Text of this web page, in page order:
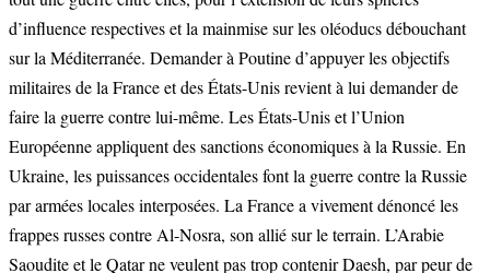
d’influence respectives et la mainmise sur les oléoducs débouchant
sur la Méditerranée. Demander à Poutine d’appuyer les objectifs
militaires de la France et des États-Unis revient à lui demander de
faire la guerre contre lui-même. Les États-Unis et l’Union
Européenne appliquent des sanctions économiques à la Russie. En
Ukraine, les puissances occidentales font la guerre contre la Russie
par armées locales interposées. La France a vivement dénoncé les
frappes russes contre Al-Nosra, son allié sur le terrain. L’Arabie
Saoudite et le Qatar ne veulent pas trop contenir Daesh, par peur de